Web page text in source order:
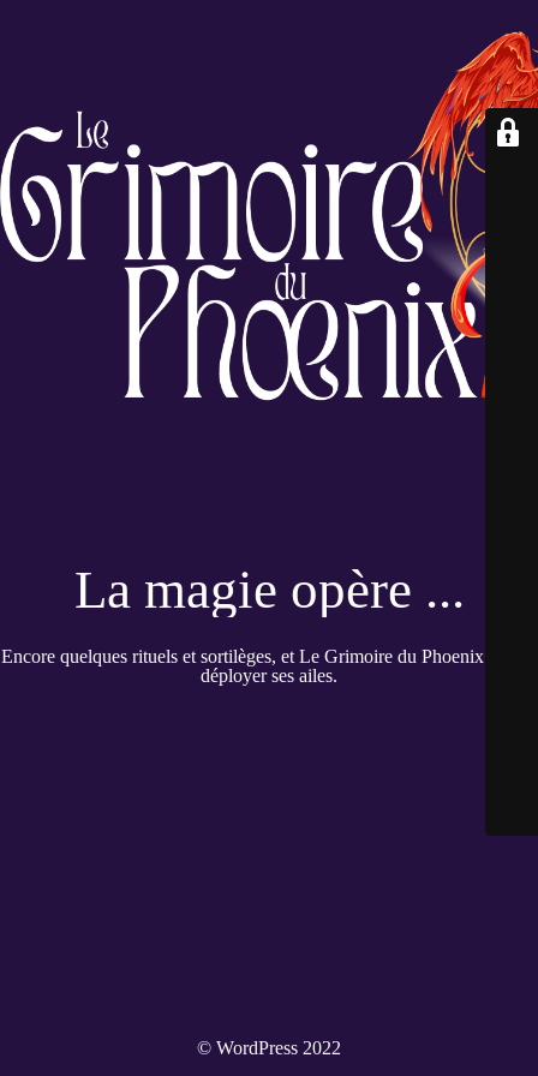
La magie opère ...
Encore quelques rituels et sortilèges, et Le Grimoire du Phoenix pourra
déployer ses ailes.
© WordPress 2022